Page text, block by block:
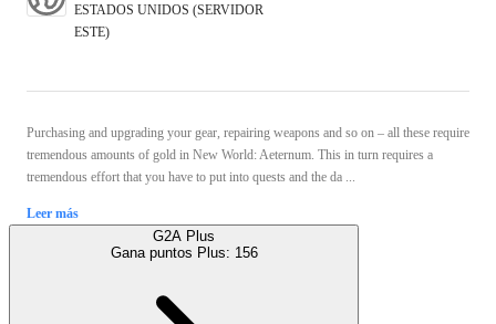
ESTADOS UNIDOS (SERVIDOR
ESTE)
Purchasing and upgrading your gear, repairing weapons and so on – all these require
tremendous amounts of gold in New World: Aeternum. This in turn requires a
tremendous effort that you have to put into quests and the da ...
Leer más
G2A Plus
Gana puntos Plus: 156